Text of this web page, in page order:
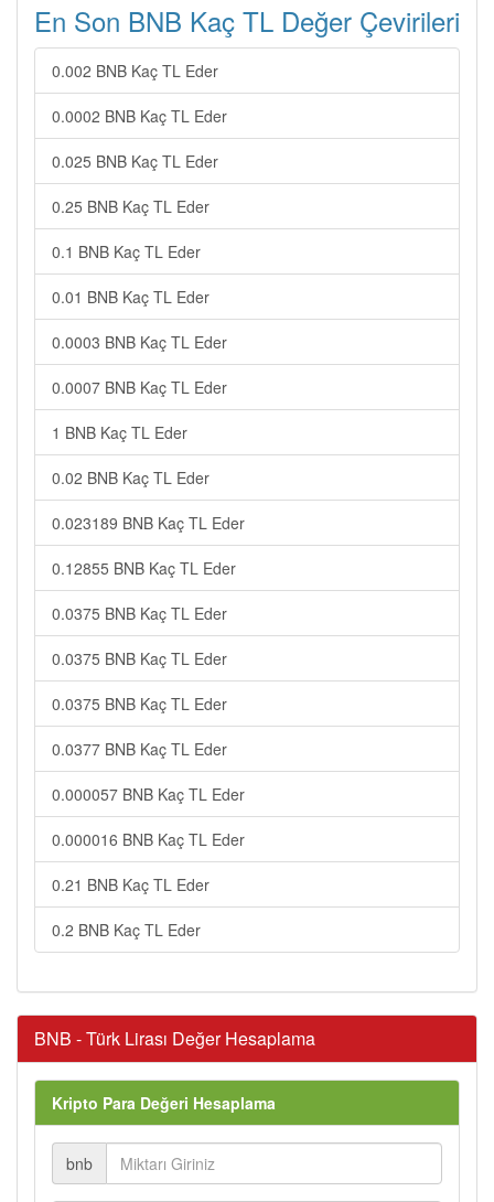
En Son BNB Kaç TL Değer Çevirileri
0.002 BNB Kaç TL Eder
0.0002 BNB Kaç TL Eder
0.025 BNB Kaç TL Eder
0.25 BNB Kaç TL Eder
0.1 BNB Kaç TL Eder
0.01 BNB Kaç TL Eder
0.0003 BNB Kaç TL Eder
0.0007 BNB Kaç TL Eder
1 BNB Kaç TL Eder
0.02 BNB Kaç TL Eder
0.023189 BNB Kaç TL Eder
0.12855 BNB Kaç TL Eder
0.0375 BNB Kaç TL Eder
0.0375 BNB Kaç TL Eder
0.0375 BNB Kaç TL Eder
0.0377 BNB Kaç TL Eder
0.000057 BNB Kaç TL Eder
0.000016 BNB Kaç TL Eder
0.21 BNB Kaç TL Eder
0.2 BNB Kaç TL Eder
BNB - Türk Lirası Değer Hesaplama
Kripto Para Değeri Hesaplama
bnb